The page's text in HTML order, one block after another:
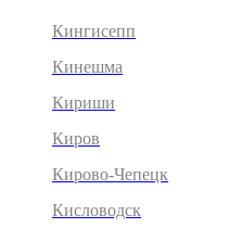
Кингисепп
Кинешма
Кириши
Киров
Кирово-Чепецк
Кисловодск